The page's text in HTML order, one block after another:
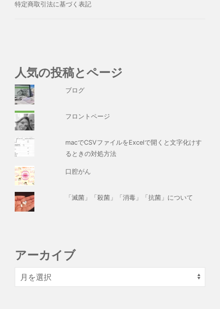
特定商取引法に基づく表記
人気の投稿とページ
ブログ
フロントページ
macでCSVファイルをExcelで開くと文字化けす
るときの対処方法
口腔がん
「滅菌」「殺菌」「消毒」「抗菌」について
アーカイブ